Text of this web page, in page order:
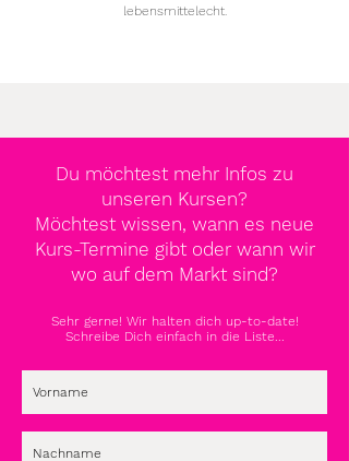
lebensmittelecht.
Du möchtest mehr Infos zu
unseren Kursen?
Möchtest wissen, wann es neue
Kurs-Termine gibt oder wann wir
wo auf dem Markt sind?
Sehr gerne! Wir halten dich up-to-date!
Schreibe Dich einfach in die Liste...